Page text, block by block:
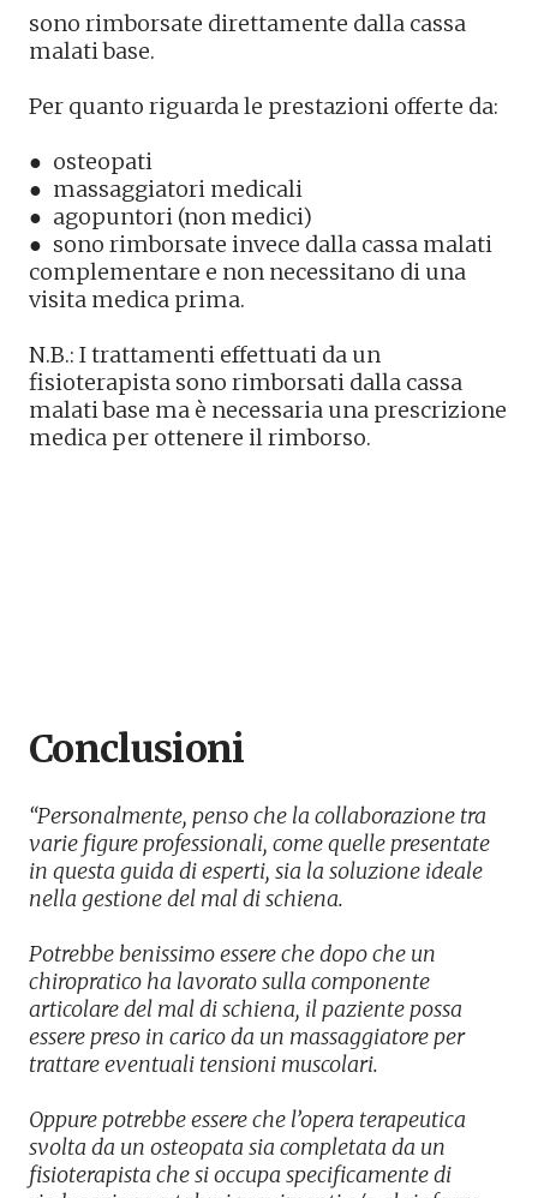
sono rimborsate direttamente dalla cassa
malati base.
Per quanto riguarda le prestazioni offerte da:
● osteopati
● massaggiatori medicali
● agopuntori (non medici)
● sono rimborsate invece dalla cassa malati
complementare e non necessitano di una
visita medica prima.
N.B.: I trattamenti effettuati da un
fisioterapista sono rimborsati dalla cassa
malati base ma è necessaria una prescrizione
medica per ottenere il rimborso.
Conclusioni
“Personalmente, penso che la collaborazione tra
varie figure professionali, come quelle presentate
in questa guida di esperti, sia la soluzione ideale
nella gestione del mal di schiena.
Potrebbe benissimo essere che dopo che un
chiropratico ha lavorato sulla componente
articolare del mal di schiena, il paziente possa
essere preso in carico da un massaggiatore per
trattare eventuali tensioni muscolari.
Oppure potrebbe essere che l’opera terapeutica
svolta da un osteopata sia completata da un
fisioterapista che si occupa specificamente di